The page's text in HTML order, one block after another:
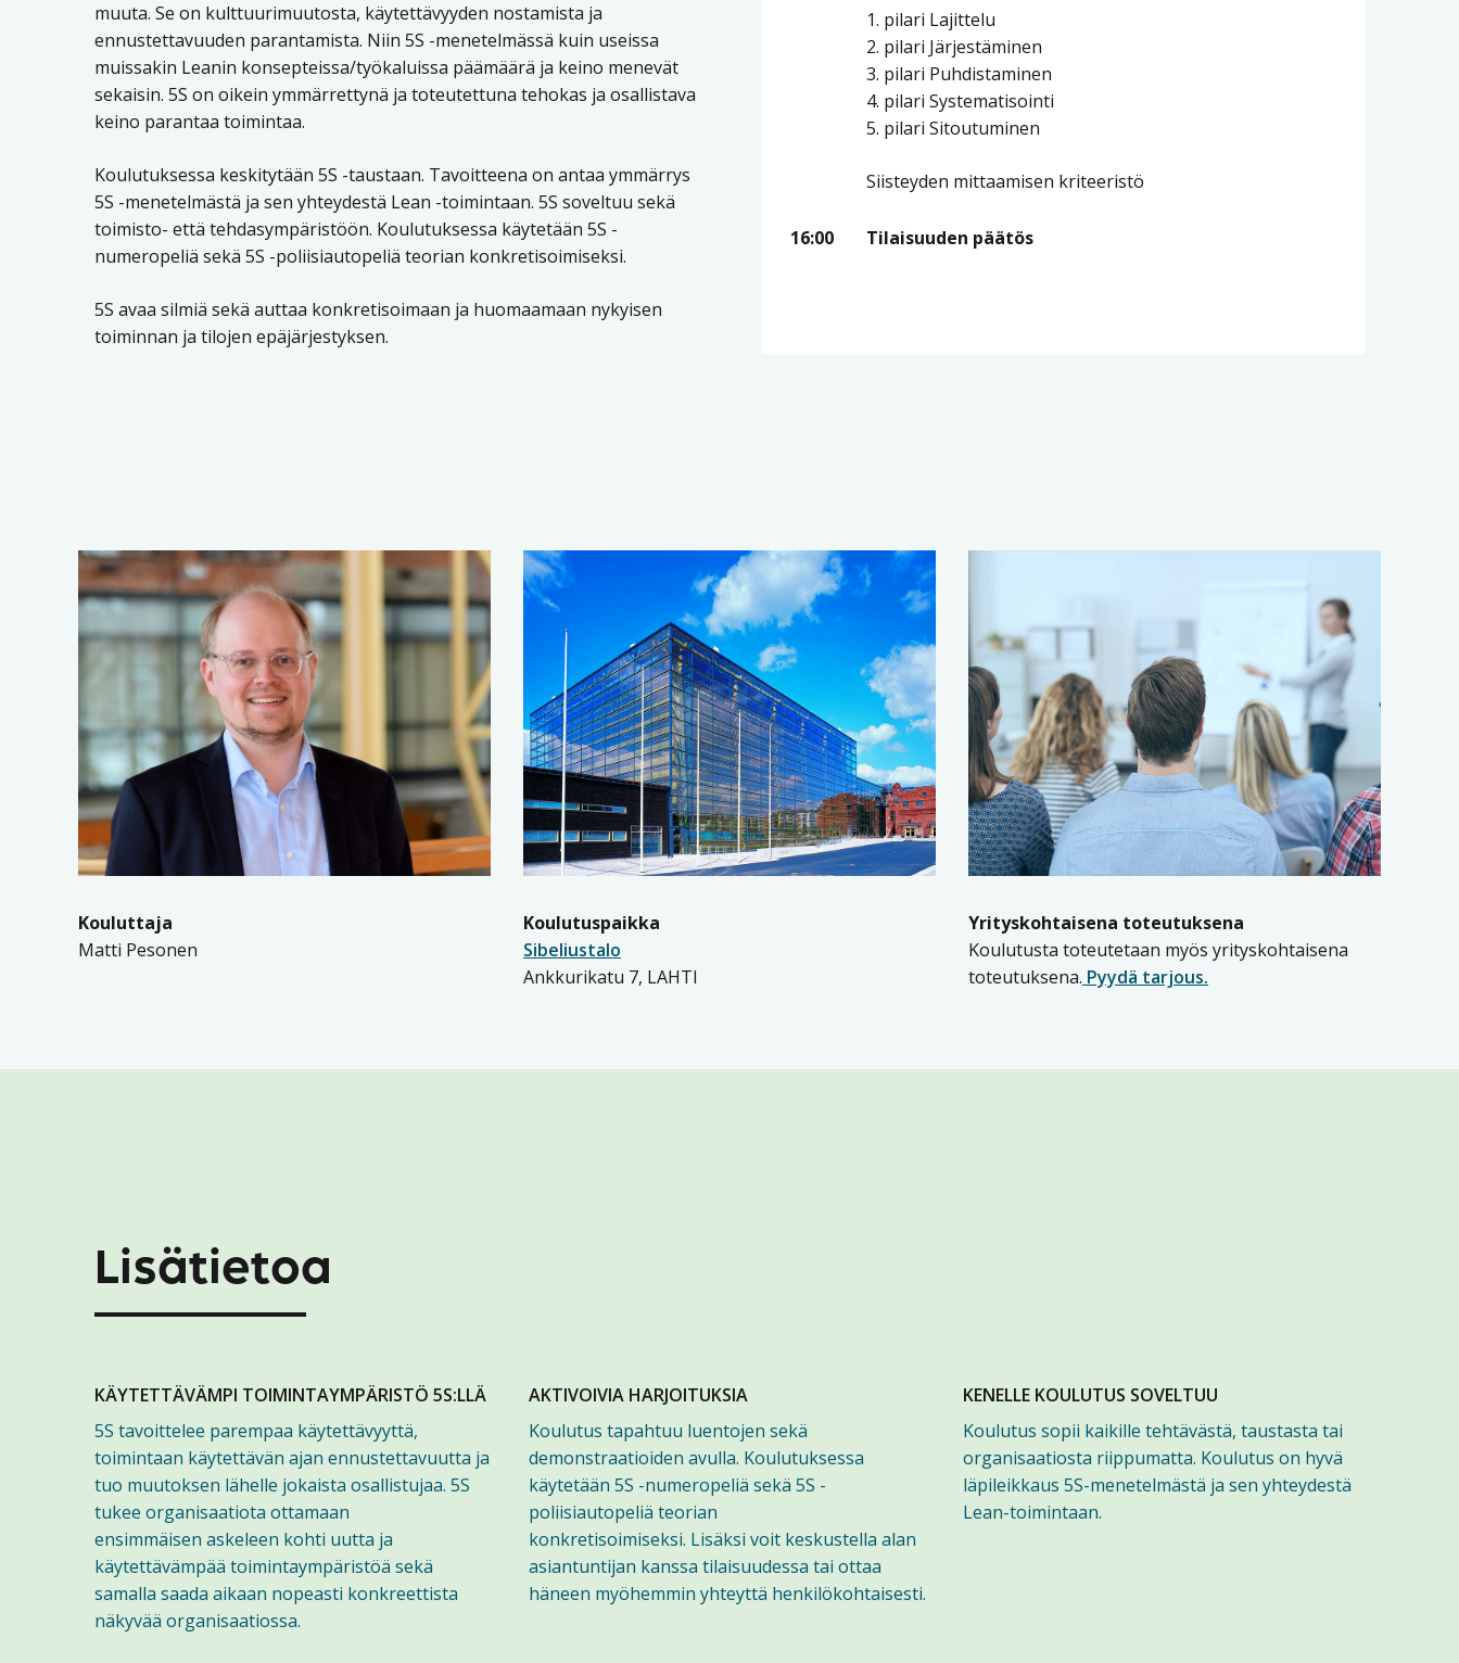
muuta. Se on kulttuurimuutosta, käytettävyyden nostamista ja
ennustettavuuden parantamista. Niin 5S -menetelmässä kuin useissa
muissakin Leanin konsepteissa/työkaluissa päämäärä ja keino menevät
sekaisin. 5S on oikein ymmärrettynä ja toteutettuna tehokas ja osallistava
keino parantaa toimintaa.
Koulutuksessa keskitytään 5S -taustaan. Tavoitteena on antaa ymmärrys
5S -menetelmästä ja sen yhteydestä Lean -toimintaan. 5S soveltuu sekä
toimisto- että tehdasympäristöön. Koulutuksessa käytetään 5S -
numeropeliä sekä 5S -poliisiautopeliä teorian konkretisoimiseksi.
5S avaa silmiä sekä auttaa konkretisoimaan ja huomaamaan nykyisen
toiminnan ja tilojen epäjärjestyksen.
1. pilari Lajittelu
2. pilari Järjestäminen
3. pilari Puhdistaminen
4. pilari Systematisointi
5. pilari Sitoutuminen
Siisteyden mittaamisen kriteeristö
16:00 Tilaisuuden päätös
Kouluttaja
Matti Pesonen
Koulutuspaikka
Sibeliustalo
Ankkurikatu 7, LAHTI
Yrityskohtaisena toteutuksena
Koulutusta toteutetaan myös yrityskohtaisena
toteutuksena. Pyydä tarjous.
Lisätietoa
KÄYTETTÄVÄMPI TOIMINTAYMPÄRISTÖ 5S:LLÄ
5S tavoittelee parempaa käytettävyyttä,
toimintaan käytettävän ajan ennustettavuutta ja
tuo muutoksen lähelle jokaista osallistujaa. 5S
tukee organisaatiota ottamaan
ensimmäisen askeleen kohti uutta ja
käytettävämpää toimintaympäristöä sekä
samalla saada aikaan nopeasti konkreettista
näkyvää organisaatiossa.
AKTIVOIVIA HARJOITUKSIA
Koulutus tapahtuu luentojen sekä
demonstraatioiden avulla. Koulutuksessa
käytetään 5S -numeropeliä sekä 5S -
poliisiautopeliä teorian
konkretisoimiseksi. Lisäksi voit keskustella alan
asiantuntijan kanssa tilaisuudessa tai ottaa
häneen myöhemmin yhteyttä henkilökohtaisesti.
KENELLE KOULUTUS SOVELTUU
Koulutus sopii kaikille tehtävästä, taustasta tai
organisaatiosta riippumatta. Koulutus on hyvä
läpileikkaus 5S-menetelmästä ja sen yhteydestä
Lean-toimintaan.